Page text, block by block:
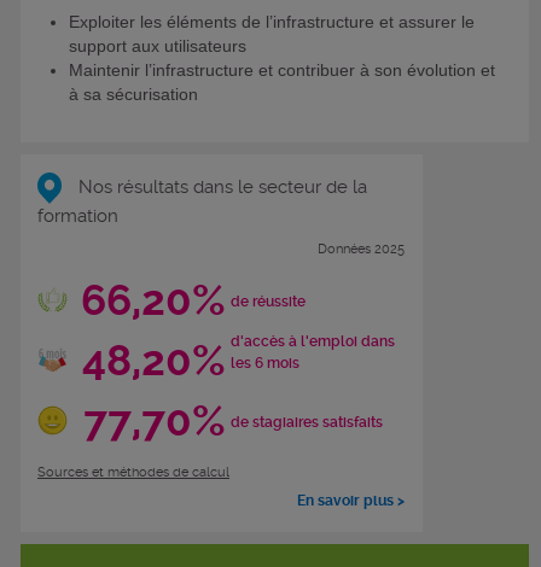
Exploiter les éléments de l’infrastructure et assurer le
support aux utilisateurs
Maintenir l’infrastructure et contribuer à son évolution et
à sa sécurisation
Nos résultats dans le secteur de la
formation
Données 2025
66,20% de réussite
48,20% d'accès à l'emploi dans
les 6 mois
77,70% de stagiaires satisfaits
Sources et méthodes de calcul
En savoir plus >